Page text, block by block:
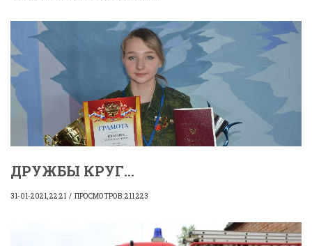
ДРУЖБЫ КРУГ...
31-01-2021, 22:21 ПРОСМОТРОВ: 211 223